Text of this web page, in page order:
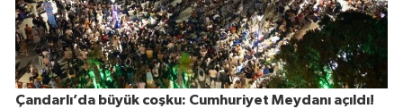
Çandarlı’da büyük coşku: Cumhuriyet Meydanı açıldı!